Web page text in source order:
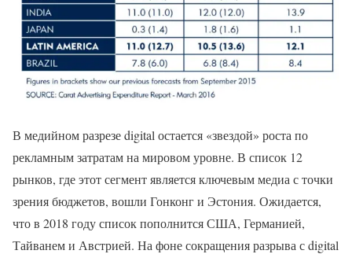
В медийном разрезе digital остается «звездой» роста по
рекламным затратам на мировом уровне. В список 12
рынков, где этот сегмент является ключевым медиа с точки
зрения бюджетов, вошли Гонконг и Эстония. Ожидается,
что в 2018 году список пополнится США, Германией,
Тайванем и Австрией. На фоне сокращения разрыва с digital